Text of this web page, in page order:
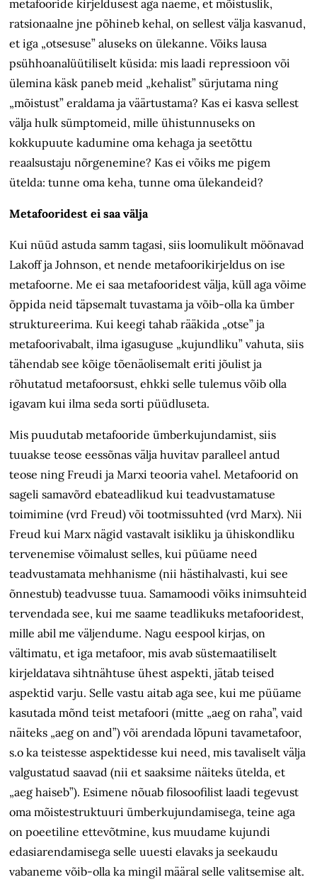
metafooride kirjeldusest aga näeme, et mõistuslik,
ratsionaalne jne põhineb kehal, on sellest välja kasvanud,
et iga „otsesuse” aluseks on ülekanne. Võiks lausa
psühhoanalüütiliselt küsida: mis laadi repressioon või
ülemina käsk paneb meid „kehalist” sürjutama ning
„mõistust” eraldama ja väärtustama? Kas ei kasva sellest
välja hulk sümptomeid, mille ühistunnuseks on
kokkupuute kadumine oma kehaga ja seetõttu
reaalsustaju nõrgenemine? Kas ei võiks me pigem
ütelda: tunne oma keha, tunne oma ülekandeid?
Metafooridest ei saa välja
Kui nüüd astuda samm tagasi, siis loomulikult möönavad
Lakoff ja Johnson, et nende metafoorikirjeldus on ise
metafoorne. Me ei saa metafooridest välja, küll aga võime
õppida neid täpsemalt tuvastama ja võib-olla ka ümber
struktureerima. Kui keegi tahab rääkida „otse” ja
metafoorivabalt, ilma igasuguse „kujundliku” vahuta, siis
tähendab see kõige tõenäolisemalt eriti jõulist ja
rõhutatud metafoorsust, ehkki selle tulemus võib olla
igavam kui ilma seda sorti püüdluseta.
Mis puudutab metafooride ümberkujundamist, siis
tuuakse teose eessõnas välja huvitav paralleel antud
teose ning Freudi ja Marxi teooria vahel. Metafoorid on
sageli samavõrd ebateadlikud kui teadvustamatuse
toimimine (vrd Freud) või tootmissuhted (vrd Marx). Nii
Freud kui Marx nägid vastavalt isikliku ja ühiskondliku
tervenemise võimalust selles, kui püüame need
teadvustamata mehhanisme (nii hästihalvasti, kui see
õnnestub) teadvusse tuua. Samamoodi võiks inimsuhteid
tervendada see, kui me saame teadlikuks metafooridest,
mille abil me väljendume. Nagu eespool kirjas, on
vältimatu, et iga metafoor, mis avab süstemaatiliselt
kirjeldatava sihtnähtuse ühest aspekti, jätab teised
aspektid varju. Selle vastu aitab aga see, kui me püüame
kasutada mõnd teist metafoori (mitte „aeg on raha”, vaid
näiteks „aeg on and”) või arendada lõpuni tavametafoor,
s.o ka teistesse aspektidesse kui need, mis tavaliselt välja
valgustatud saavad (nii et saaksime näiteks ütelda, et
„aeg haiseb”). Esimene nõuab filosoofilist laadi tegevust
oma mõistestruktuuri ümberkujundamisega, teine aga
on poeetiline ettevõtmine, kus muudame kujundi
edasiarendamisega selle uuesti elavaks ja seekaudu
vabaneme võib-olla ka mingil määral selle valitsemise alt.